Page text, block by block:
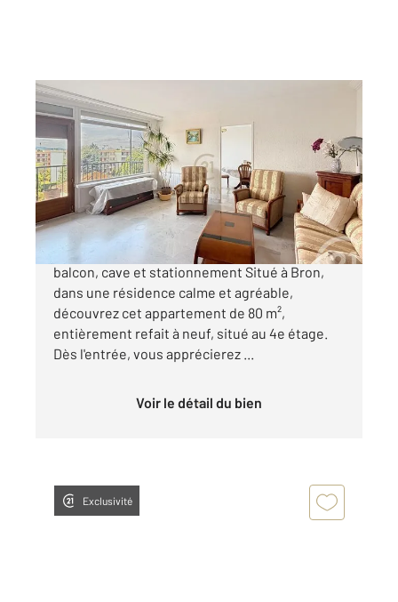
BRON 69
79,48 m2, 3 pièces
Ref : 2282
Appartement T3 à vendre
289 000 €
BRON Appartement 80 m² refait à neuf avec
balcon, cave et stationnement Situé à Bron,
dans une résidence calme et agréable,
découvrez cet appartement de 80 m²,
entièrement refait à neuf, situé au 4e étage.
Dès l'entrée, vous apprécierez ...
Voir le détail du bien
Exclusivité